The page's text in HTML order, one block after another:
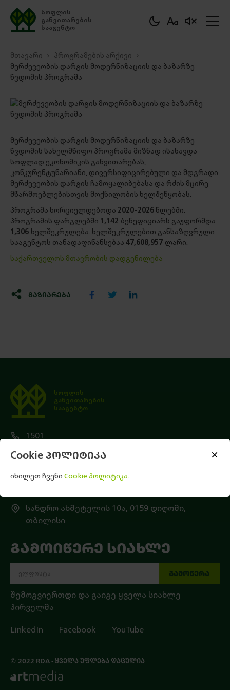
სოფლის
განვითარების
სააგენტო
Cookie პოლიტიკა
იხილეთ ჩვენი Cookie პოლიტიკა.
მთავარი
პროგრამების არქივი
მერძევეობის დარგის მოდერნიზაციის და ბაზარზე
წვდომის პროგრამა
მერძევეობის დარგის მოდერნიზაციის და ბაზარზე
წვდომის სახელმწიფო პროგრამა მიზნად ისახავდა
სოფლად ეკონომიკის განვითარებას,
კონკურენტუნარიანი, დივერსიფიცირებული და მდგრადი
მერძევეობის დარგის ჩამოყალიბებასა და რძის მცირე
მწარმოებლებისთვის მოქნილობის ხელშეწყობას.
პროგრამა ხორციელდებოდა 2020-2026 წლებში.
პროგრამის ფარგლებში 1,142 ბენეფიციარს გაუფორმდა
1,306 ხელშეკრულება. ხელშეკრულებით განსაზღვრული
სააგენტოს თანადაფინანსებაა 47,608,957 ლარი.
საქართველოს მთავრობის დადგენილება
ᲒᲐᲖᲘᲐᲠᲔᲑᲐ
სოფლის
განვითარების
სააგენტო
1501
+ (995 32) 2 47 01 01 (საერთაშორისო
სანდრო ახმეტელის 10ა, 0159 დიღომი,
თბილისი
ᲒᲐᲛᲝᲘᲬᲔᲠᲔ ᲡᲘᲐᲮᲚᲔ
ᲒᲐᲛᲝᲬᲔᲠᲐ
შემოგვიერთდი და გაიგე ყველა სიახლე
პირველმა
LinkedIn Facebook YouTube
© 2022 RDA - ᲧᲕᲔᲚᲐ ᲣᲤᲚᲔᲑᲐ ᲓᲐᲪᲣᲚᲘᲐ